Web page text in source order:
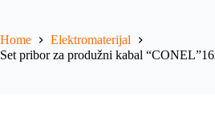
Home
Elektromaterijal
Set pribor za produžni kabal